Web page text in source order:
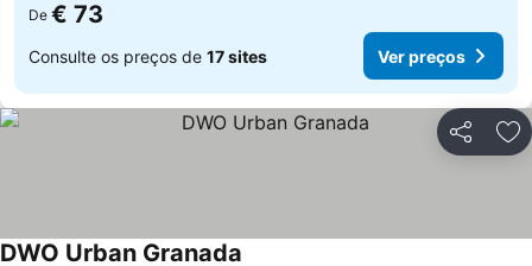
De € 73
Consulte os preços de 17 sites Ver preços
Partilhar
DWO Urban Granada